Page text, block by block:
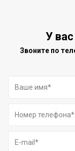
У
Звоните по